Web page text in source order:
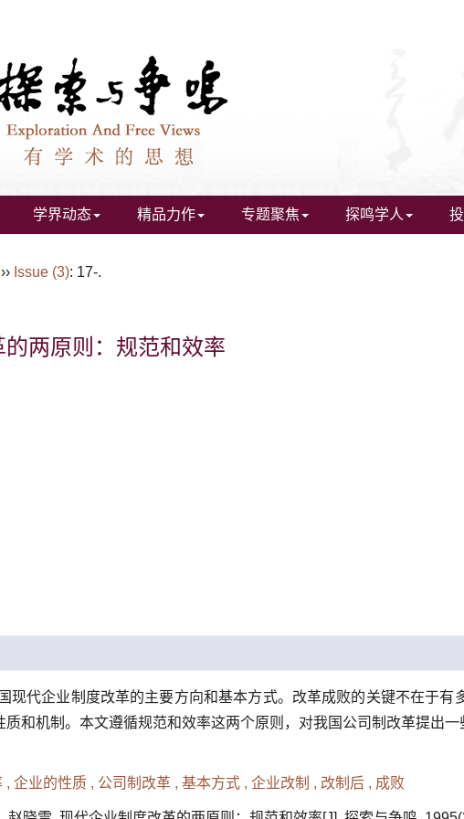
学界动态 精品力作 专题聚焦 探鸣学人
›› Issue (3): 17-.
两原则：规范和效率
现代企业制度改革的主要方向和基本方式。改革成败的关键不在于
和机制。本文遵循规范和效率这两个原则，对我国公司制改革提出一
, 企业的性质 , 公司制改革 , 基本方式 , 企业改制 , 改制后 , 成败